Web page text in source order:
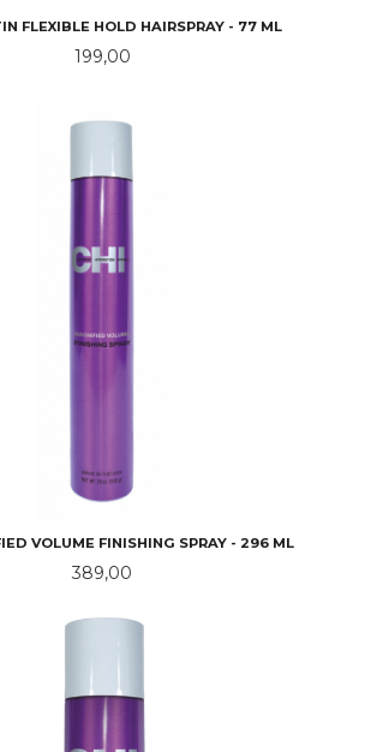
FLEXIBLE HOLD HAIRSPRAY - 77 ML
Pris
199,00
VOLUME FINISHING SPRAY - 296 ML
Pris
389,00